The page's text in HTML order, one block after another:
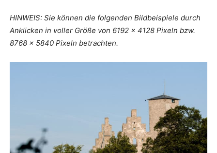
HINWEIS: Sie können die folgenden Bildbeispiele durch
Anklicken in voller Größe von 6192 x 4128 Pixeln bzw.
8768 x 5840 Pixeln betrachten.